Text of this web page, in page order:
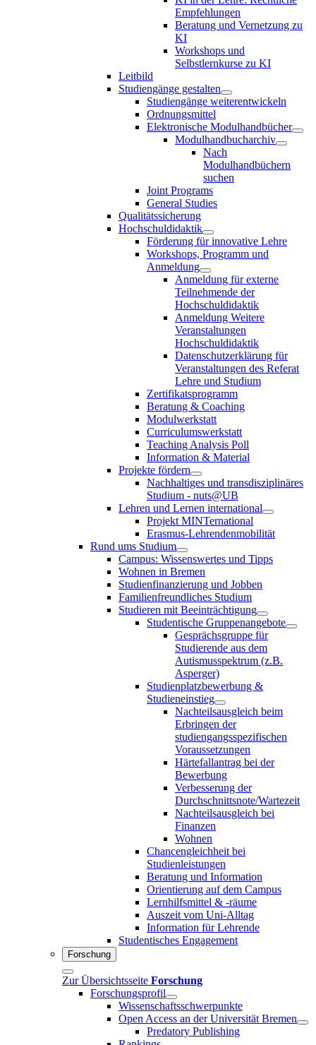
Empfehlungen
Beratung und Vernetzung zu
KI
Workshops und
Selbstlernkurse zu KI
Leitbild
Studiengänge gestalten
Studiengänge weiterentwickeln
Ordnungsmittel
Elektronische Modulhandbücher
Modulhandbucharchiv
Nach
Modulhandbüchern
suchen
Joint Programs
General Studies
Qualitätssicherung
Hochschuldidaktik
Förderung für innovative Lehre
Workshops, Programm und
Anmeldung
Anmeldung für externe
Teilnehmende der
Hochschuldidaktik
Anmeldung Weitere
Veranstaltungen
Hochschuldidaktik
Datenschutzerklärung für
Veranstaltungen des Referat
Lehre und Studium
Zertifikatsprogramm
Beratung & Coaching
Modulwerkstatt
Curriculumswerkstatt
Teaching Analysis Poll
Information & Material
Projekte fördern
Nachhaltiges und transdisziplinäres
Studium - nuts@UB
Lehren und Lernen international
Projekt MINTernational
Erasmus-Lehrendenmobilität
Rund ums Studium
Campus: Wissenswertes und Tipps
Wohnen in Bremen
Studienfinanzierung und Jobben
Familienfreundliches Studium
Studieren mit Beeinträchtigung
Studentische Gruppenangebote
Gesprächsgruppe für
Studierende aus dem
Autismusspektrum (z.B.
Asperger)
Studienplatzbewerbung &
Studieneinstieg
Nachteilsausgleich beim
Erbringen der
studiengangsspezifischen
Voraussetzungen
Härtefallantrag bei der
Bewerbung
Verbesserung der
Durchschnittsnote/Wartezeit
Nachteilsausgleich bei
Finanzen
Wohnen
Chancengleichheit bei
Studienleistungen
Beratung und Information
Orientierung auf dem Campus
Lernhilfsmittel & -räume
Auszeit vom Uni-Alltag
Information für Lehrende
Studentisches Engagement
Forschung
Zur Übersichtsseite Forschung
Forschungsprofil
Wissenschaftsschwerpunkte
Open Access an der Universität Bremen
Predatory Publishing